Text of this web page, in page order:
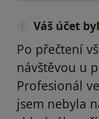
Váš účet
Po přečtení
návštěvou u
Profesionál
jsem nebyla